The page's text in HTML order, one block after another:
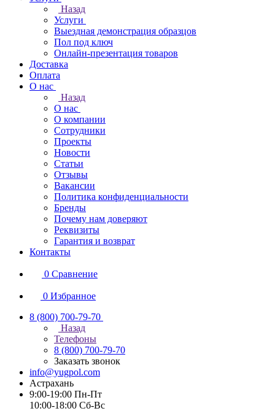
Назад
Услуги
Выездная демонстрация образцов
Пол под ключ
Онлайн-презентация товаров
Доставка
Оплата
О нас
Назад
О нас
О компании
Сотрудники
Проекты
Новости
Статьи
Отзывы
Вакансии
Политика конфиденциальности
Бренды
Почему нам доверяют
Реквизиты
Гарантия и возврат
Контакты
0 Сравнение
0 Избранное
8 (800) 700-79-70
Назад
Телефоны
8 (800) 700-79-70
Заказать звонок
info@yugpol.com
Астрахань
9:00-19:00 Пн-Пт
10:00-18:00 Cб-Вс